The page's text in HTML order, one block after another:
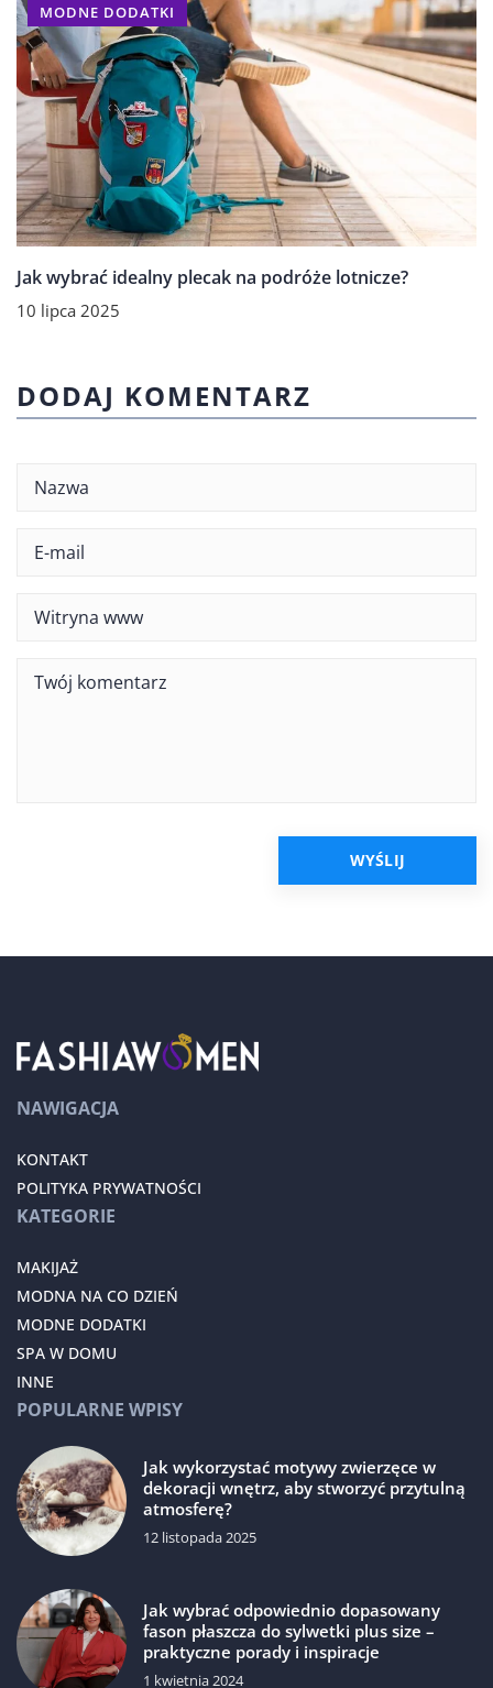
MODNE DODATKI
Jak wybrać idealny plecak na podróże lotnicze?
10 lipca 2025
DODAJ KOMENTARZ
NAWIGACJA
KONTAKT
POLITYKA PRYWATNOŚCI
KATEGORIE
MAKIJAŻ
MODNA NA CO DZIEŃ
MODNE DODATKI
SPA W DOMU
INNE
POPULARNE WPISY
Jak wykorzystać motywy zwierzęce w
dekoracji wnętrz, aby stworzyć przytulną
atmosferę?
12 listopada 2025
Jak wybrać odpowiednio dopasowany
fason płaszcza do sylwetki plus size –
praktyczne porady i inspiracje
1 kwietnia 2024